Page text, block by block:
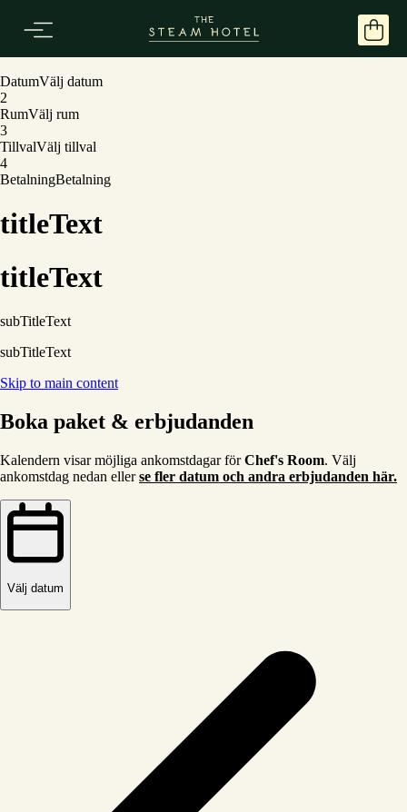
DatumVälj datum
2
RumVälj rum
3
TillvalVälj tillval
4
BetalningBetalning
titleText
titleText
subTitleText
subTitleText
Skip to main content
Boka paket & erbjudanden
Kalendern visar möjliga ankomstdagar förChef's Room. Välj
ankomstdag nedan ellerse fler datum och andra erbjudanden här.
Välj datum